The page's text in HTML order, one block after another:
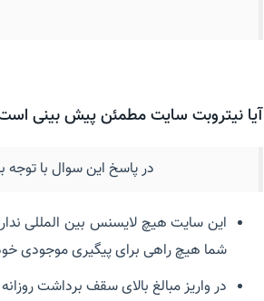
آیا نیتروبت سایت مطمئن پیش بینی
در پاسخ این سوال با توجه
شما هیچ راهی برای پیگیری موجودی
در واریز مبالغ بالای سقف برداشت